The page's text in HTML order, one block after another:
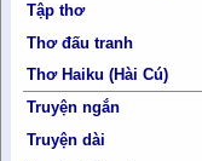
Tập thơ
Thơ đấu tranh
Thơ Haiku (Hài Cú)
Truyện ngắn
Truyện dài